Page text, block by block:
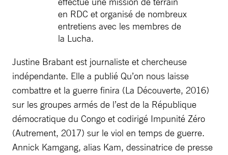
en RDC et organisé de nombreux
entretiens avec les membres de
la Lucha.
Justine Brabant est journaliste et chercheuse
indépendante. Elle a publié Qu’on nous laisse
combattre et la guerre finira (La Découverte, 2016)
sur les groupes armés de l’est de la République
démocratique du Congo et codirigé Impunité Zéro
(Autrement, 2017) sur le viol en temps de guerre.
Annick Kamgang, alias Kam, dessinatrice de presse